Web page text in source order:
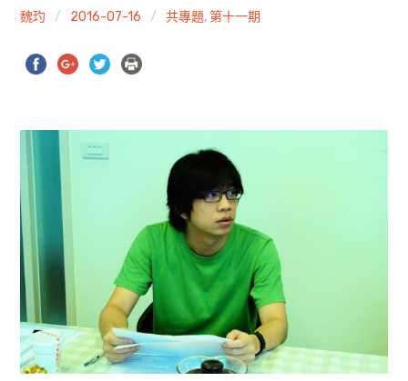
共想/共享
共青年
勞動誌
共誌寫手
各期目錄
索取共誌
魏玓 2016-07-16 共專題, 第十一期